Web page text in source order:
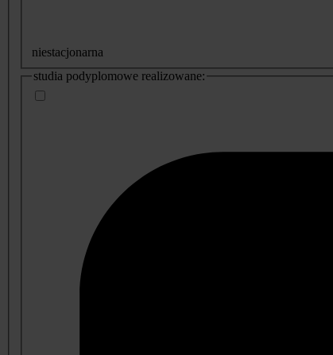
niestacjonarna
studia podyplomowe realizowane: